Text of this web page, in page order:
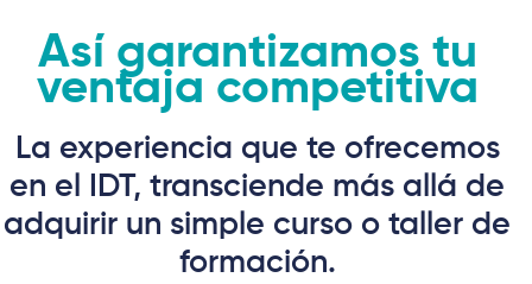
Así garantizamos tu
ventaja competitiva
La experiencia que te ofrecemos
en el IDT, transciende más allá de
adquirir un simple curso o taller de
formación.